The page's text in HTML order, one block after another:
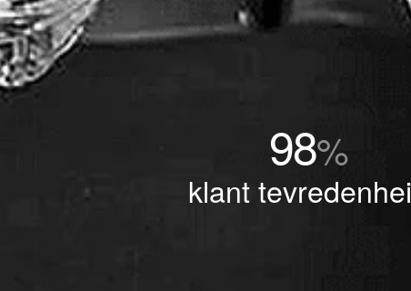
98%
klant